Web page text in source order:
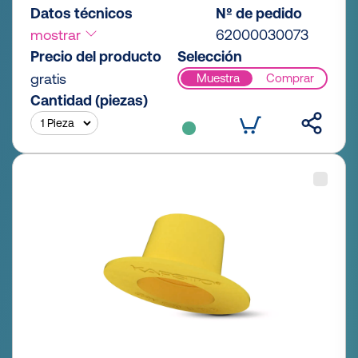
Datos técnicos
mostrar
Nº de pedido
62000030073
Precio del producto
gratis
Selección
Muestra Comprar
Cantidad (piezas)